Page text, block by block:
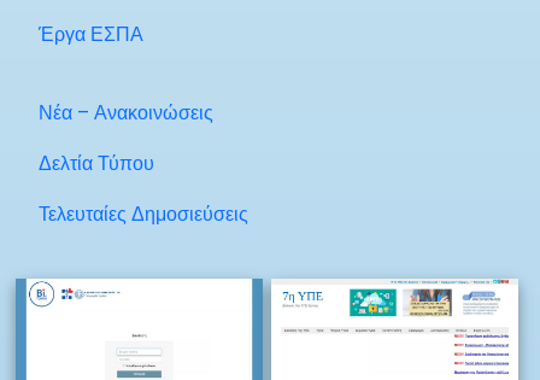
Έργα ΕΣΠΑ
Νέα – Ανακοινώσεις
Δελτία Τύπου
Τελευταίες Δημοσιεύσεις